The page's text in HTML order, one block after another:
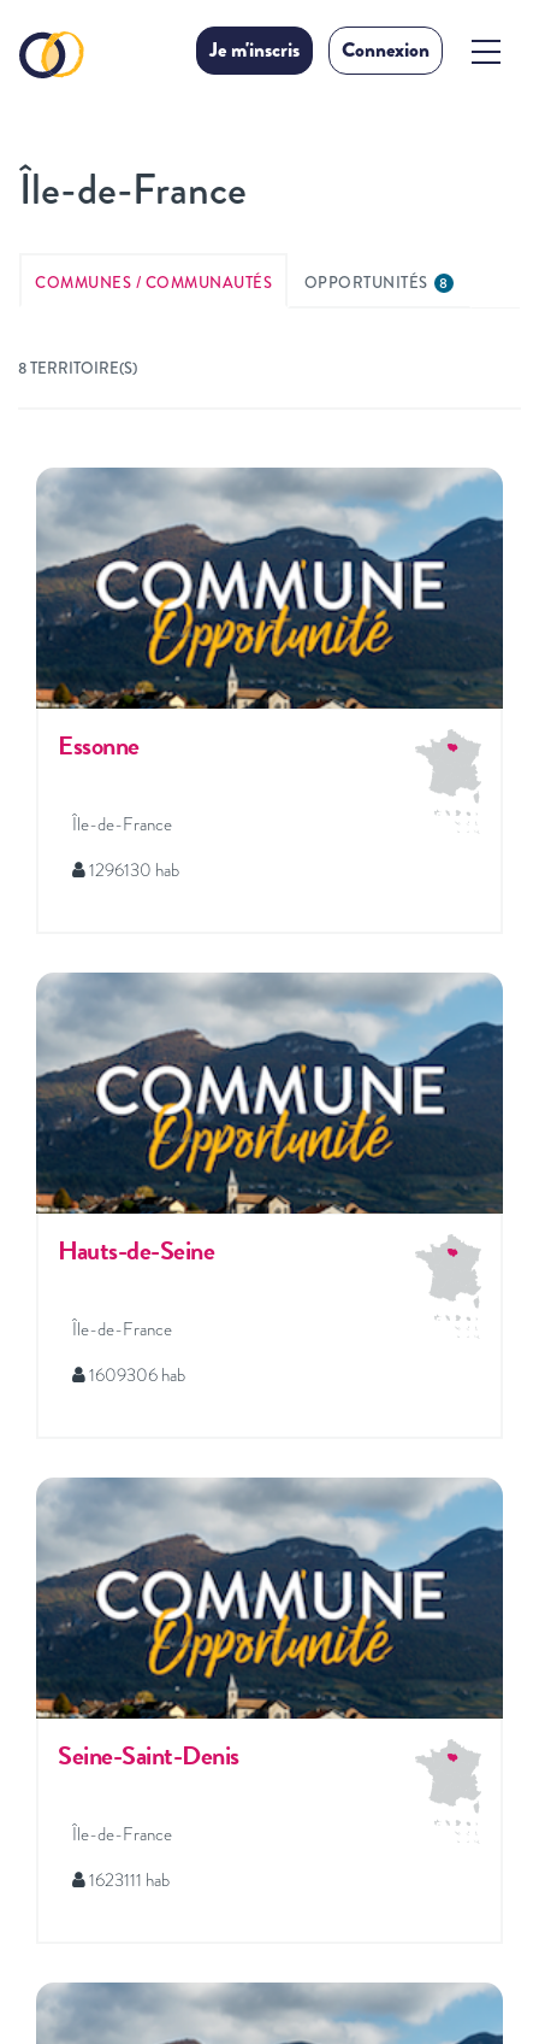
Je m'inscris Connexion
Île-de-France
COMMUNES / COMMUNAUTÉS OPPORTUNITÉS 8
8 TERRITOIRE(S)
Essonne
Île-de-France
1296130 hab
Hauts-de-Seine
Île-de-France
1609306 hab
Seine-Saint-Denis
Île-de-France
1623111 hab